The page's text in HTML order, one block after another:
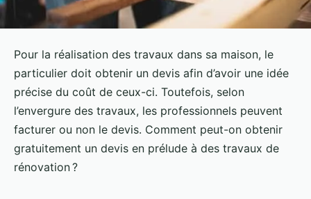
Pour la réalisation des travaux dans sa maison, le
particulier doit obtenir un devis afin d’avoir une idée
précise du coût de ceux-ci. Toutefois, selon
l’envergure des travaux, les professionnels peuvent
facturer ou non le devis. Comment peut-on obtenir
gratuitement un devis en prélude à des travaux de
rénovation ?